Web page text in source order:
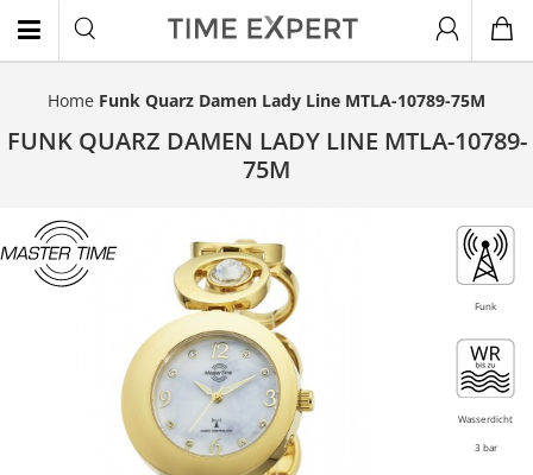
Home Funk Quarz Damen Lady Line MTLA-10789-75M
FUNK QUARZ DAMEN LADY LINE MTLA-10789-
75M
Funk
Wasserdicht
3 bar